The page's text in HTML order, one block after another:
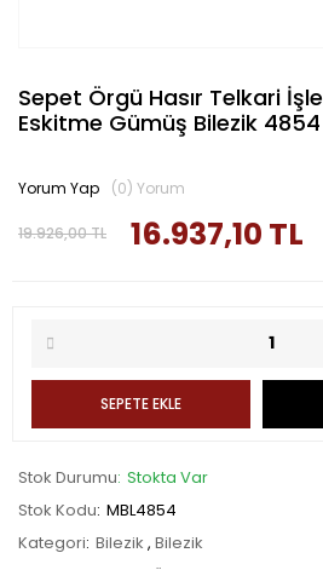
Sepet Örgü Hasır Telkari
Eskitme Gümüş Bilezik 4854
19.926,00 TL 16.937,10 TL
Yorum Yap (0) Yorum
SEPETE EKLE
Stok Durumu Stokta Var
Stok Kodu MBL4854
Kategori Bilezik , Bilezik